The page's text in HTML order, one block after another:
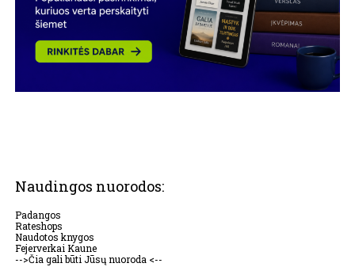
Naudingos nuorodos:
Padangos
Rateshops
Naudotos knygos
Fejerverkai Kaune
-->Čia gali būti Jūsų nuoroda <--